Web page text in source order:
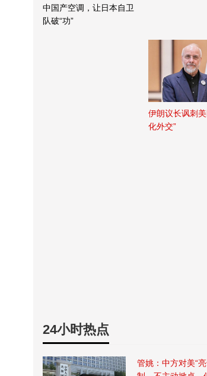
中国产空调，让日本自卫
队破“功”
伊朗议长讽刺美
化外交”
24小时热点
管姚：中方对美“亮